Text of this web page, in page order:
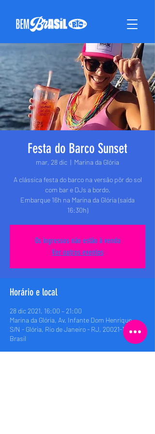
Festa do Barco Sunset
mar, 28 dic
  |
Marina da Glória
A clássica festa do barco na versão pôr do sol
com bar e DJs a bordo.
Embarque 16h na Marina da Glória (saída
16:30h)
Os ingressos não estão à venda
Ver outros eventos
Horário e local
28 dic 2021, 16:00 – 21:00
Marina da Glória, Av. Infante Dom Henrique,
S/N - Glória, Rio de Janeiro - RJ, 20021-140,
Brasil